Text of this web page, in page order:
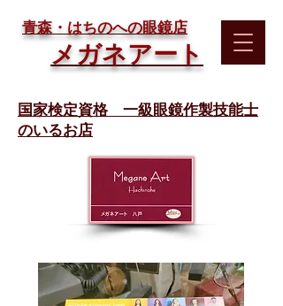
​青森・はちのへの眼鏡店
メガネアート
国家検定資格 一級眼鏡作製技能士
のいるお店